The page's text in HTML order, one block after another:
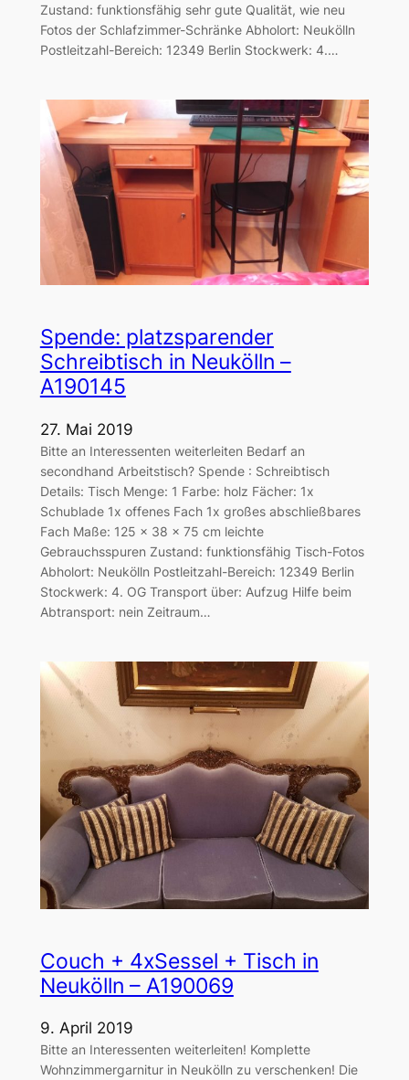
Zustand: funktionsfähig sehr gute Qualität, wie neu
Fotos der Schlafzimmer-Schränke Abholort: Neukölln
Postleitzahl-Bereich: 12349 Berlin Stockwerk: 4.…
Spende: platzsparender
Schreibtisch in Neukölln –
A190145
27. Mai 2019
Bitte an Interessenten weiterleiten Bedarf an
secondhand Arbeitstisch? Spende : Schreibtisch
Details: Tisch Menge: 1 Farbe: holz Fächer: 1x
Schublade 1x offenes Fach 1x großes abschließbares
Fach Maße: 125 x 38 x 75 cm leichte
Gebrauchsspuren Zustand: funktionsfähig Tisch-Fotos
Abholort: Neukölln Postleitzahl-Bereich: 12349 Berlin
Stockwerk: 4. OG Transport über: Aufzug Hilfe beim
Abtransport: nein Zeitraum…
Couch + 4xSessel + Tisch in
Neukölln – A190069
9. April 2019
Bitte an Interessenten weiterleiten! Komplette
Wohnzimmergarnitur in Neukölln zu verschenken! Die